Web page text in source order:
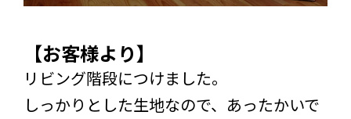
【お客様より】
リビング階段につけました。
しっかりとした生地なので、あったかいで